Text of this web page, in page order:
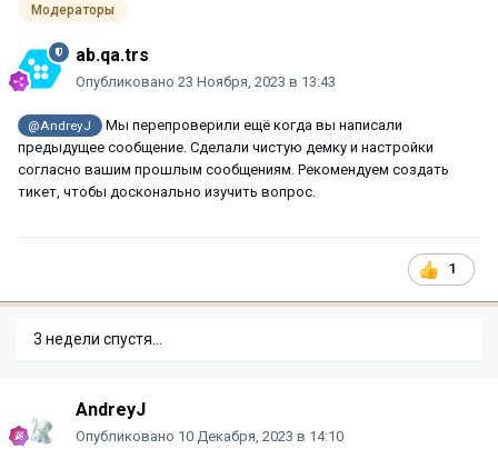
Модераторы
ab.qa.trs
Опубликовано 23 Ноября, 2023 в 13:43
@AndreyJ
Мы перепроверили ещё когда вы написали
предыдущее сообщение. Сделали чистую демку и настройки
согласно вашим прошлым сообщениям. Рекомендуем создать
тикет, чтобы досконально изучить вопрос.
1
3 недели спустя...
AndreyJ
Опубликовано 10 Декабря, 2023 в 14:10